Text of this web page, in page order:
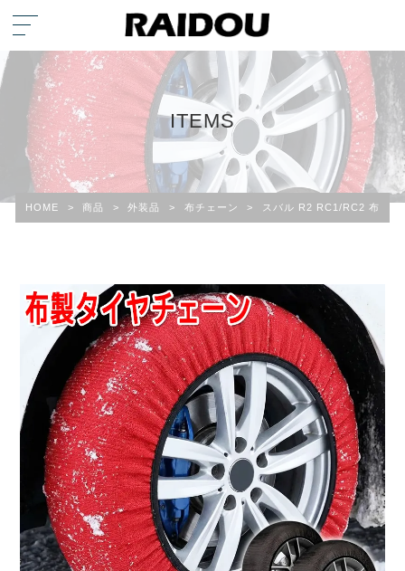
ITEMS
HOME > 商品 > 外装品 > 布チェーン > スバル R2 RC1/RC2 布チェ